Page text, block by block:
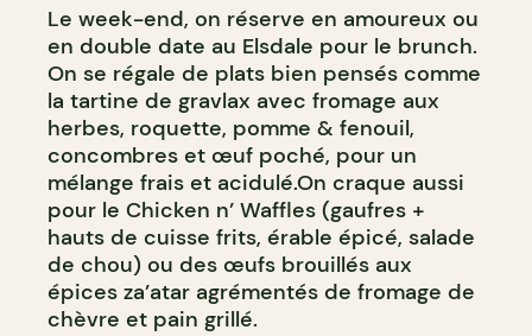
Le week-end, on réserve en amoureux ou
en double date au Elsdale pour le brunch.
On se régale de plats bien pensés comme
la tartine de gravlax avec fromage aux
herbes, roquette, pomme & fenouil,
concombres et œuf poché, pour un
mélange frais et acidulé.On craque aussi
pour le Chicken n’ Waffles (gaufres +
hauts de cuisse frits, érable épicé, salade
de chou) ou des œufs brouillés aux
épices za’atar agrémentés de fromage de
chèvre et pain grillé.